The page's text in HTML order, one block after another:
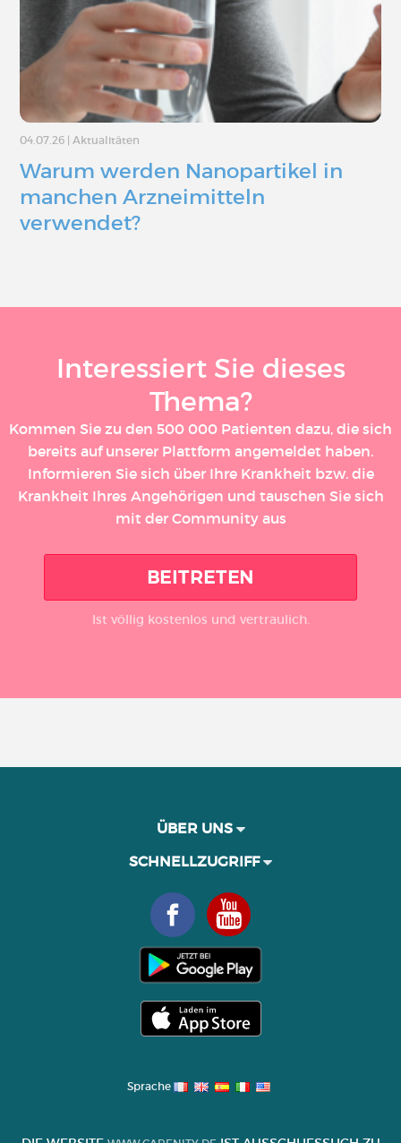
04.07.26 Aktualitäten
Warum werden Nanopartikel in
manchen Arzneimitteln
verwendet?
Interessiert Sie dieses
Thema?
Kommen Sie zu den 500 000 Patienten dazu, die sich
bereits auf unserer Plattform angemeldet haben.
Informieren Sie sich über Ihre Krankheit bzw. die
Krankheit Ihres Angehörigen und tauschen Sie sich
mit der Community aus
BEITRETEN
Ist völlig kostenlos und vertraulich.
ÜBER UNS
SCHNELLZUGRIFF
Sprache